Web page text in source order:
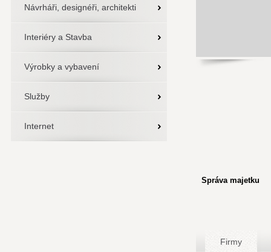
Návrháři, designéři, architekti
Interiéry a Stavba
Výrobky a vybavení
Služby
Internet
Správa majetku
Firmy